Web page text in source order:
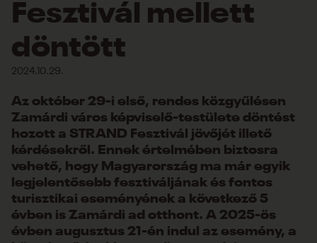
Fesztivál mellett
döntött
2024.10.29.
Az október 29-i első, rendes közgyűlésen
Zamárdi város képviselő-testülete döntést
hozott a STRAND Fesztivál jövőjét illető
kérdésekről. Ennek értelmében biztosra
vehető, hogy Magyarország ma már egyik
legjelentősebb fesztiváljának és fontos
turisztikai eseményének a következő 5
évben is Zamárdi ad otthont. A 2025-ös
évben augusztus 21-én indul az esemény, a